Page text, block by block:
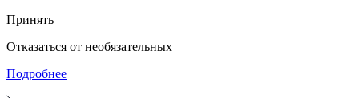
Принять
Отказаться от необязательных
Подробнее